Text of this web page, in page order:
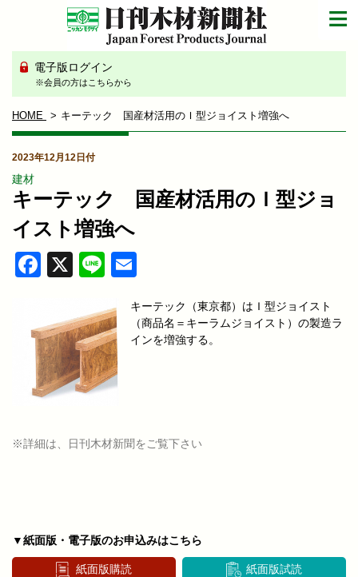
電子版ログイン
※会員の方はこちらから
HOME キーテック 国産材活用のＩ型ジョイスト増強へ
2023年12月12日付
建材
キーテック 国産材活用のＩ型ジョ
イスト増強へ
Facebook
X Line
キーテック（東京都）はＩ型ジョイスト
（商品名＝キーラムジョイスト）の製造ラ
インを増強する。
※詳細は、日刊木材新聞をご覧下さい
▼紙面版・電子版のお申込みはこちら
紙面版購読 紙面版試読